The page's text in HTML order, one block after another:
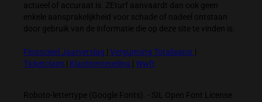
actueel of accuraat is. ZEturf aanvaardt dan ook geen
enkele aansprakelijkheid voor schade of nadeel ontstaan
door gebruik van de informatie die op deze site te vinden is.
Financieel Jaarverslag Vergunning Totalisator
Ticketclaim
Klachtenregeling Wwft
Roboto-lettertype (Google Fonts). - SIL Open Font License